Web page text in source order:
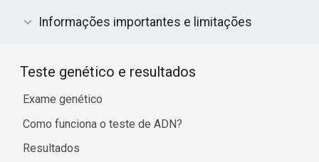
Informações importantes e limitações
Teste genético e resultados
Exame genético
Como funciona o teste de ADN?
Resultados